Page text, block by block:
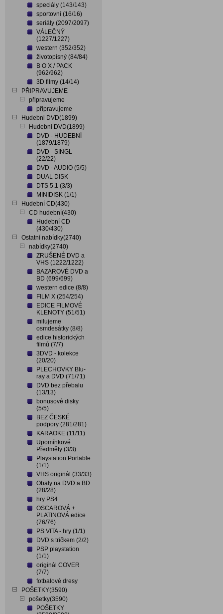
speciály (143/143)
sportovní (16/16)
seriály (2097/2097)
VÁLEČNÝ
(1227/1227)
western (352/352)
životopisný (84/84)
B O X / PACK
(962/962)
3D filmy (14/14)
PŘIPRAVUJEME
připravujeme
připravujeme
Hudebni DVD(1899)
Hudebni DVD(1899)
DVD - HUDEBNÍ
(1879/1879)
DVD - SINGL
(22/22)
DVD - AUDIO (5/5)
DUAL DISK
DTS 5.1 (3/3)
MINIDISK (1/1)
Hudební CD(430)
CD hudební(430)
Hudební CD
(430/430)
Ostatní nabídky(2740)
nabídky(2740)
ZRUŠENÉ DVD a
VHS (1222/1222)
BAZAROVÉ DVD a
BD (699/699)
western edice (8/8)
FILM X (254/254)
EDICE FILMOVÉ
KLENOTY (51/51)
milujeme
osmdesátky (8/8)
edice historických
filmů (7/7)
3DVD - kolekce
(20/20)
PLECHOVKY Blu-
ray a DVD (71/71)
DVD bez přebalu
(13/13)
bonusové disky
(5/5)
BEZ ČESKÉ
podpory (281/281)
KARAOKE (11/11)
Upomínkové
Předměty (3/3)
Playstation Portable
(1/1)
VHS originál (33/33)
Obaly na DVD a BD
(28/28)
hry PS4
OSCAROVÁ +
PLATINOVÁ edice
(76/76)
PS VITA - hry (1/1)
DVD s tričkem (2/2)
PSP playstation
(1/1)
originál COVER
(7/7)
fotbalové dresy
POŠETKY(3590)
pošetky(3590)
POŠETKY